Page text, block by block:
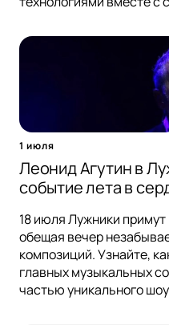
1 июля
Леонид Агутин в
событие лета в
18 июля Лужники
обещая вечер
композиций. Узнайте,
главных музыкальных
частью уникального